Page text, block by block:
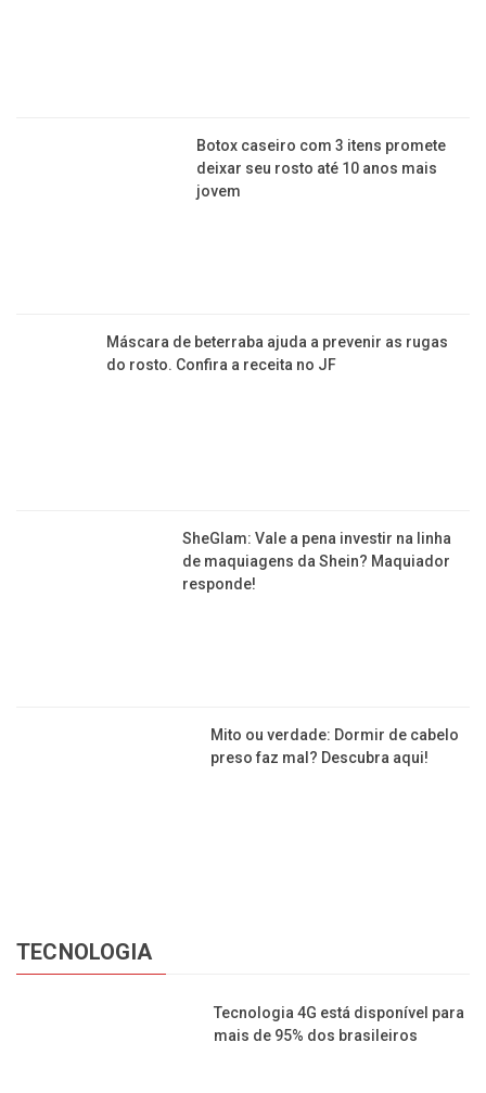
Botox caseiro com 3 itens promete
deixar seu rosto até 10 anos mais
jovem
Máscara de beterraba ajuda a prevenir as rugas
do rosto. Confira a receita no JF
SheGlam: Vale a pena investir na linha
de maquiagens da Shein? Maquiador
responde!
Mito ou verdade: Dormir de cabelo
preso faz mal? Descubra aqui!
TECNOLOGIA
Tecnologia 4G está disponível para
mais de 95% dos brasileiros